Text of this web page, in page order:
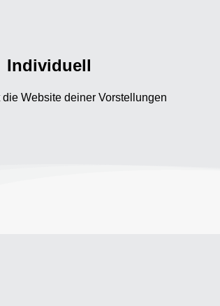
Individuell
die Website deiner Vorstellungen